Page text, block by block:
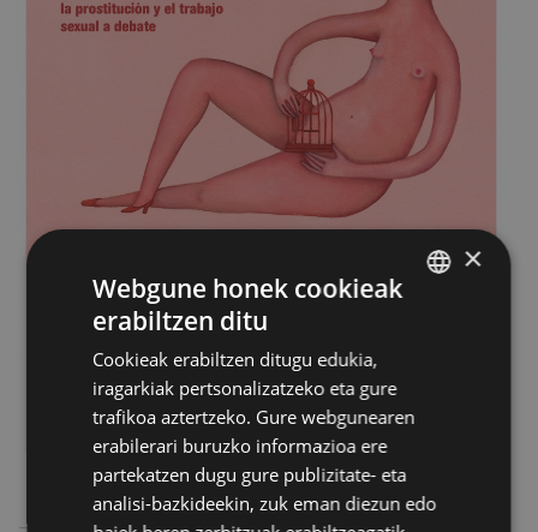
×
Webgune honek cookieak
erabiltzen ditu
Cookieak erabiltzen ditugu edukia,
iragarkiak pertsonalizatzeko eta gure
trafikoa aztertzeko. Gure webgunearen
erabilerari buruzko informazioa ere
partekatzen dugu gure publizitate- eta
analisi-bazkideekin, zuk eman diezun edo